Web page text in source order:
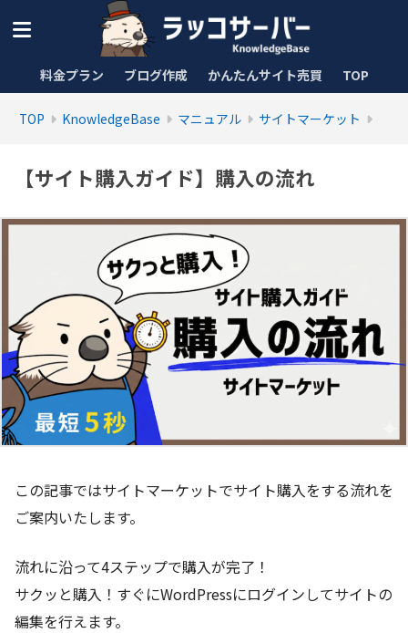
料金プラン ブログ作成 かんたんサイト売買 TOP
TOP KnowledgeBase マニュアル サイトマーケット
【サイト購入ガイド】購入の流れ
この記事ではサイトマーケットでサイト購入をする流れを
ご案内いたします。
流れに沿って4ステップで購入が完了！
サクッと購入！すぐにWordPressにログインしてサイトの
編集を行えます。